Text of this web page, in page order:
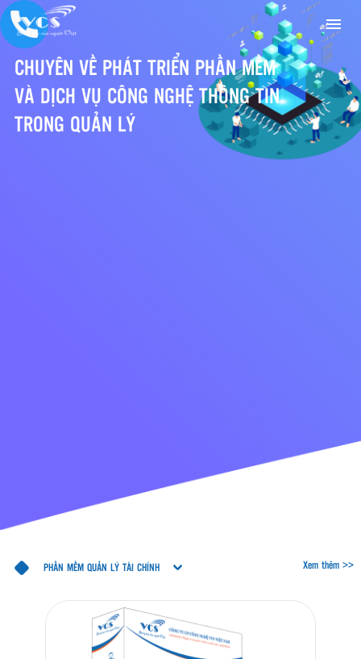
CHUYÊN VỀ PHÁT TRIỂN PHẦN MỀM
VÀ DỊCH VỤ CÔNG NGHỆ THÔNG TIN
TRONG QUẢN LÝ
PHẦN MỀM QUẢN LÝ TÀI CHÍNH Xem thêm >>